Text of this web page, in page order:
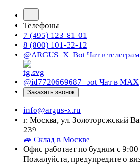
Телефоны
7 (495) 123-81-01
8 (800) 101-32-12
@ARGUS_X_Bot Чат в
@id7720669687_bot Чат в МАХ
Заказать звонок
info@argus-x.ru
г. Москва, ул. Золоторожский
239
🚙 Склад в Москве
Офис работает по будням с
Пожалуйста, предупредите о